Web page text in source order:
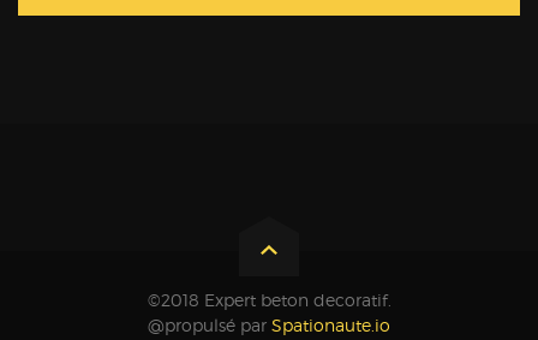
©2018 Expert beton decoratif.
@propulsé par Spationaute.io